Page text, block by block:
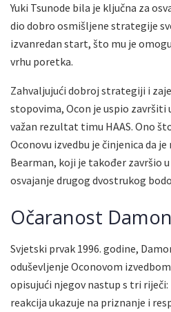
Yuki Tsunode bila je ključna za
dio dobro osmišljene strategije
izvanredan start, što mu je
vrhu poretka.
Zahvaljujući dobroj strategiji i
stopovima, Ocon je uspio završiti
važan rezultat timu HAAS. Ono
Oconovu izvedbu je činjenica da
Bearman, koji je također završio
osvajanje drugog dvostrukog
Očaranost
Svjetski prvak 1996. godine,
oduševljenje Oconovom
opisujući njegov nastup s tri riječi:
reakcija ukazuje na priznanje i